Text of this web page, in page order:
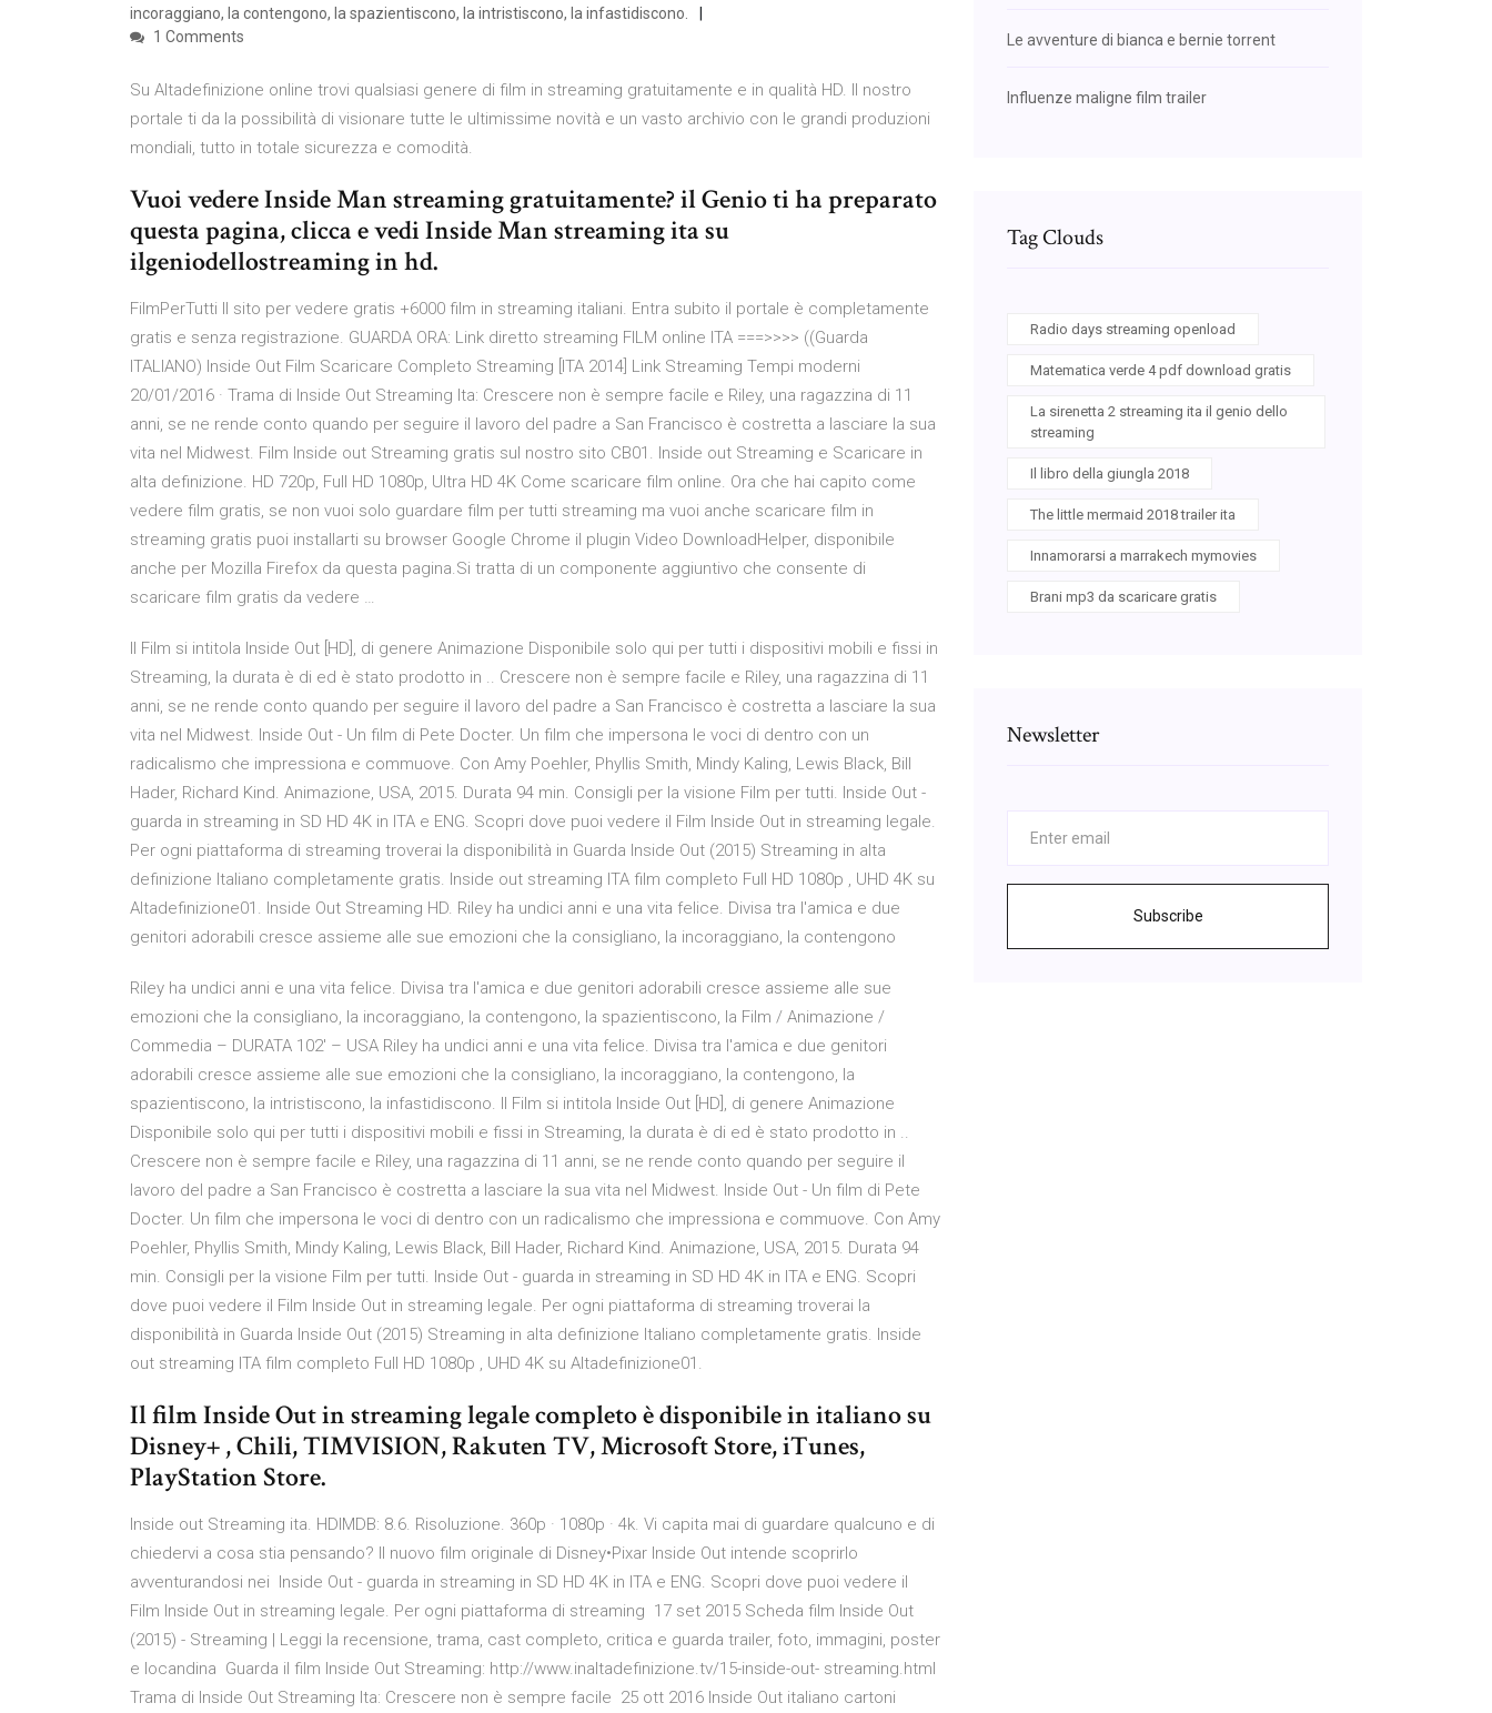
incoraggiano, la contengono, la spazientiscono, la intristiscono, la infastidiscono.
1 Comments
Su Altadefinizione online trovi qualsiasi genere di film in streaming gratuitamente e in qualità HD. Il nostro
portale ti da la possibilità di visionare tutte le ultimissime novità e un vasto archivio con le grandi produzioni
mondiali, tutto in totale sicurezza e comodità.
Vuoi vedere Inside Man streaming gratuitamente? il Genio ti ha preparato
questa pagina, clicca e vedi Inside Man streaming ita su
ilgeniodellostreaming in hd.
FilmPerTutti Il sito per vedere gratis +6000 film in streaming italiani. Entra subito il portale è completamente
gratis e senza registrazione. GUARDA ORA: Link diretto streaming FILM online ITA ===>>>> ((Guarda
ITALIANO) Inside Out Film Scaricare Completo Streaming [ITA 2014] Link Streaming Tempi moderni
20/01/2016 · Trama di Inside Out Streaming Ita: Crescere non è sempre facile e Riley, una ragazzina di 11
anni, se ne rende conto quando per seguire il lavoro del padre a San Francisco è costretta a lasciare la sua
vita nel Midwest. Film Inside out Streaming gratis sul nostro sito CB01. Inside out Streaming e Scaricare in
alta definizione. HD 720p, Full HD 1080p, Ultra HD 4K Come scaricare film online. Ora che hai capito come
vedere film gratis, se non vuoi solo guardare film per tutti streaming ma vuoi anche scaricare film in
streaming gratis puoi installarti su browser Google Chrome il plugin Video DownloadHelper, disponibile
anche per Mozilla Firefox da questa pagina.Si tratta di un componente aggiuntivo che consente di
scaricare film gratis da vedere …
Il Film si intitola Inside Out [HD], di genere Animazione Disponibile solo qui per tutti i dispositivi mobili e fissi in
Streaming, la durata è di ed è stato prodotto in .. Crescere non è sempre facile e Riley, una ragazzina di 11
anni, se ne rende conto quando per seguire il lavoro del padre a San Francisco è costretta a lasciare la sua
vita nel Midwest. Inside Out - Un film di Pete Docter. Un film che impersona le voci di dentro con un
radicalismo che impressiona e commuove. Con Amy Poehler, Phyllis Smith, Mindy Kaling, Lewis Black, Bill
Hader, Richard Kind. Animazione, USA, 2015. Durata 94 min. Consigli per la visione Film per tutti. Inside Out -
guarda in streaming in SD HD 4K in ITA e ENG. Scopri dove puoi vedere il Film Inside Out in streaming legale.
Per ogni piattaforma di streaming troverai la disponibilità in Guarda Inside Out (2015) Streaming in alta
definizione Italiano completamente gratis. Inside out streaming ITA film completo Full HD 1080p , UHD 4K su
Altadefinizione01. Inside Out Streaming HD. Riley ha undici anni e una vita felice. Divisa tra l'amica e due
genitori adorabili cresce assieme alle sue emozioni che la consigliano, la incoraggiano, la contengono
Riley ha undici anni e una vita felice. Divisa tra l'amica e due genitori adorabili cresce assieme alle sue
emozioni che la consigliano, la incoraggiano, la contengono, la spazientiscono, la Film / Animazione /
Commedia – DURATA 102′ – USA Riley ha undici anni e una vita felice. Divisa tra l'amica e due genitori
adorabili cresce assieme alle sue emozioni che la consigliano, la incoraggiano, la contengono, la
spazientiscono, la intristiscono, la infastidiscono. Il Film si intitola Inside Out [HD], di genere Animazione
Disponibile solo qui per tutti i dispositivi mobili e fissi in Streaming, la durata è di ed è stato prodotto in ..
Crescere non è sempre facile e Riley, una ragazzina di 11 anni, se ne rende conto quando per seguire il
lavoro del padre a San Francisco è costretta a lasciare la sua vita nel Midwest. Inside Out - Un film di Pete
Docter. Un film che impersona le voci di dentro con un radicalismo che impressiona e commuove. Con Amy
Poehler, Phyllis Smith, Mindy Kaling, Lewis Black, Bill Hader, Richard Kind. Animazione, USA, 2015. Durata 94
min. Consigli per la visione Film per tutti. Inside Out - guarda in streaming in SD HD 4K in ITA e ENG. Scopri
dove puoi vedere il Film Inside Out in streaming legale. Per ogni piattaforma di streaming troverai la
disponibilità in Guarda Inside Out (2015) Streaming in alta definizione Italiano completamente gratis. Inside
out streaming ITA film completo Full HD 1080p , UHD 4K su Altadefinizione01.
Il film Inside Out in streaming legale completo è disponibile in italiano su
Disney+ , Chili, TIMVISION, Rakuten TV, Microsoft Store, iTunes,
PlayStation Store.
Inside out Streaming ita. HDIMDB: 8.6. Risoluzione. 360p · 1080p · 4k. Vi capita mai di guardare qualcuno e di
chiedervi a cosa stia pensando? Il nuovo film originale di Disney•Pixar Inside Out intende scoprirlo
avventurandosi nei Inside Out - guarda in streaming in SD HD 4K in ITA e ENG. Scopri dove puoi vedere il
Film Inside Out in streaming legale. Per ogni piattaforma di streaming 17 set 2015 Scheda film Inside Out
(2015) - Streaming | Leggi la recensione, trama, cast completo, critica e guarda trailer, foto, immagini, poster
e locandina Guarda il film Inside Out Streaming: http://www.inaltadefinizione.tv/15-inside-out- streaming.html
Trama di Inside Out Streaming Ita: Crescere non è sempre facile 25 ott 2016 Inside Out italiano cartoni
Le avventure di bianca e bernie torrent
Influenze maligne film trailer
Tag Clouds
Radio days streaming openload
Matematica verde 4 pdf download gratis
La sirenetta 2 streaming ita il genio dello
streaming
Il libro della giungla 2018
The little mermaid 2018 trailer ita
Innamorarsi a marrakech mymovies
Brani mp3 da scaricare gratis
Newsletter
Subscribe